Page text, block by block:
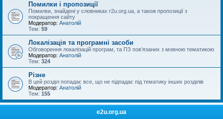
Помилки і пропозиції
Помилки, знайдені у словниках r2u.org.ua, а також пропозиції з
покращення сайту
Модератор: Анатолій
Тем: 59
Локалізація та програмні засоби
Обговорення локалізацій програм, та ПЗ пов’язаних з мовною тематикою
Модератор: Анатолій
Тем: 324
Різне
В цей розділ попадає все, що не підпадає під тематику інших розділів
Модератор: Анатолій
Тем: 155
e2u.org.ua